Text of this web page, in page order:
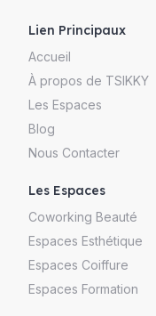
Lien Principaux
Accueil
À propos de TSIKKY
Les Espaces
Blog
Nous Contacter
Les Espaces
Coworking Beauté
Espaces Esthétique
Espaces Coiffure
Espaces Formation